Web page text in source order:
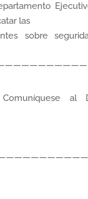
las
sobre
al